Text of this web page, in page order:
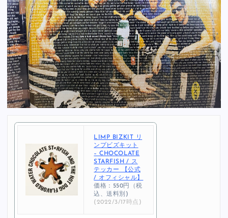
LIMP BIZKIT リ
ンプビズキット
– CHOCOLATE
STARFISH / ス
テッカー 【公式
/ オフィシャル】
価格：550円（税
込、送料別)
(2022/3/17時点)